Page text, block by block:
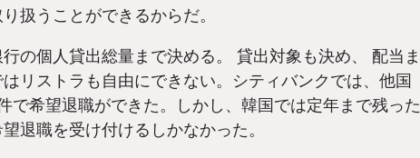
扱うことができるからだ。
の個人貸出総量まで決める。 貸出対象も決め、 配当ま
リストラも自由にできない。シティバンクでは、他国
で希望退職ができた。しかし、韓国では定年まで残った
退職を受け付けるしかなかった。